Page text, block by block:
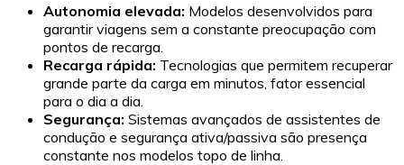
Autonomia elevada: Modelos desenvolvidos para
garantir viagens sem a constante preocupação com
pontos de recarga.
Recarga rápida: Tecnologias que permitem recuperar
grande parte da carga em minutos, fator essencial
para o dia a dia.
Segurança: Sistemas avançados de assistentes de
condução e segurança ativa/passiva são presença
constante nos modelos topo de linha.